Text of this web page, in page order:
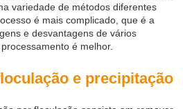
variedade de métodos diferentes
é mais complicado, que é a
e desvantagens de vários
é melhor.
e precipitação